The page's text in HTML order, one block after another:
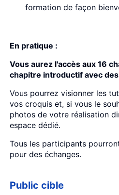
formation de façon
En pratique :
Vous aurez l'accès aux 16
chapitre introductif avec
Vous pourrez visionner les
vos croquis et, si vous le
photos de votre réalisation
espace dédié.
Tous les participants
pour des échanges.
Public cible